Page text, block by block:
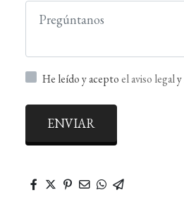
He leído y aceptoel aviso legaly
ENVIAR